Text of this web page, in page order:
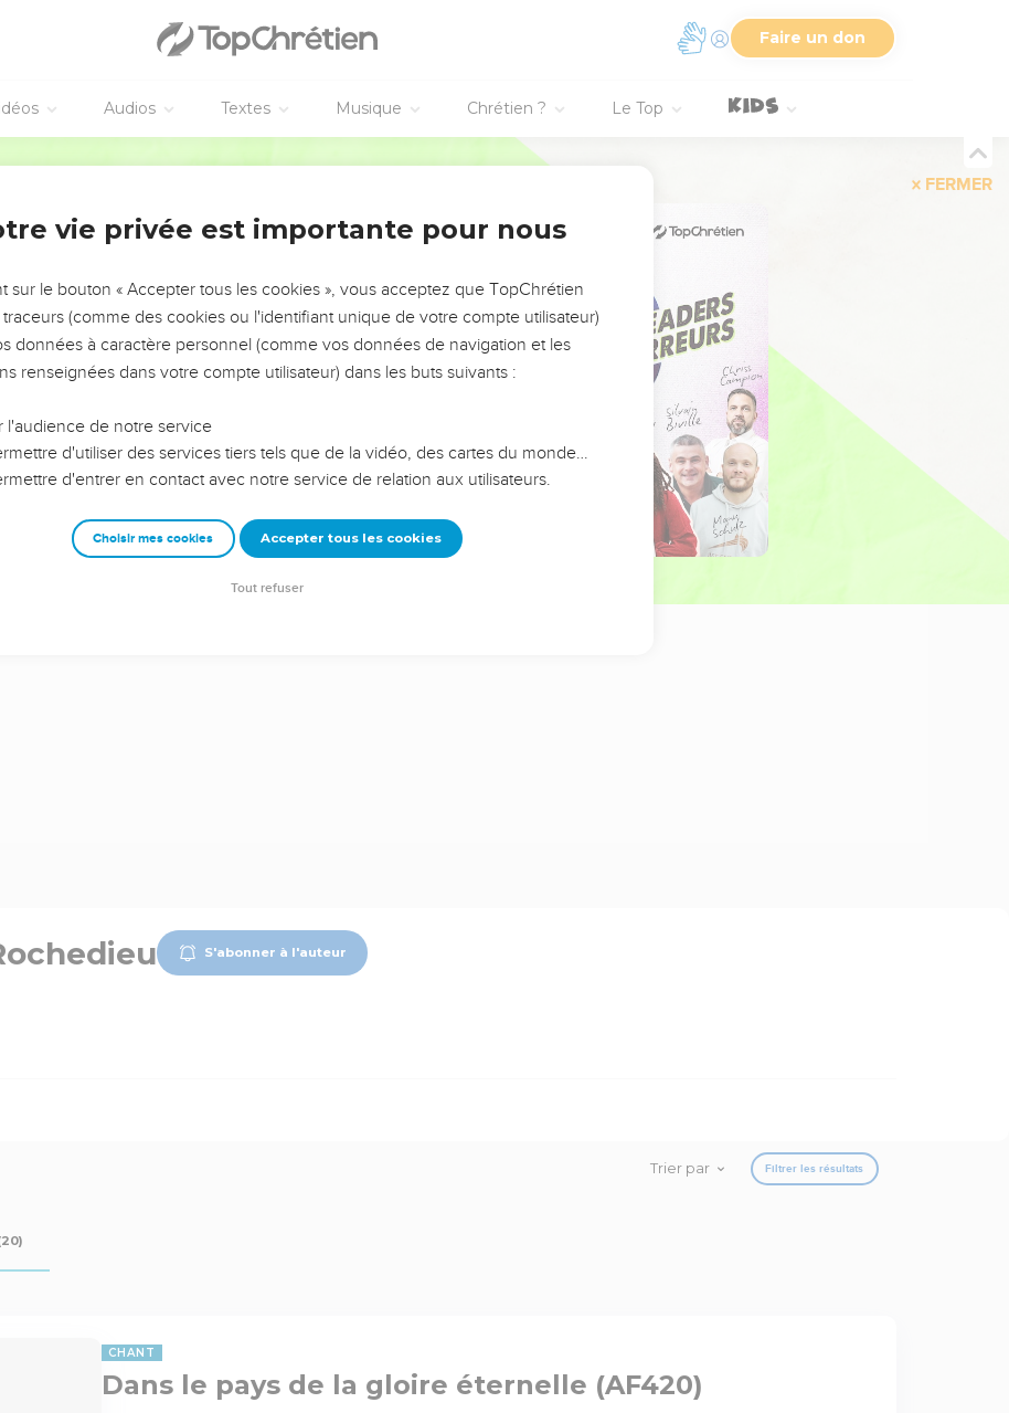
Faire un don
Audios Textes Musique Chrétien ? Le Top
FERMER
DE L’ANNÉE !
ÉVITER LES VOTRES ?
leur impact, leur foi ou leur vision. Mais on voit
qu'ils ont traversés, alors même que ce sont
et responsables reviennent sur les erreurs
avancer avec plus de sagesse afin que leurs erreurs
un ministère, une équipe, un groupe ou une famille,
S'abonner à l'auteur
Trier par Filtrer les résultats
CHANT
Dans le pays de la gloire éternelle (AF420)
vie privée est importante pour nous
sur le bouton « Accepter tous les cookies », vous acceptez que TopChrétien
traceurs (comme des cookies ou l'identifiant unique de votre compte utilisateur)
données à caractère personnel (comme vos données de navigation et les
renseignées dans votre compte utilisateur) dans les buts suivants :
l'audience de notre service
d'utiliser des services tiers tels que de la vidéo, des cartes du monde…
d'entrer en contact avec notre service de relation aux utilisateurs.
Choisir mes cookies Accepter tous les cookies
Tout refuser